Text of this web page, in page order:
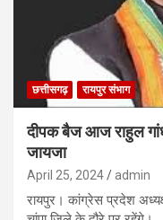
छत्तीसगढ़ रायपुर संभाग
दीपक बैज आज राहुल
जायजा
April 25, 2024 admin
रायपुर। कांग्रेस प्रदेश